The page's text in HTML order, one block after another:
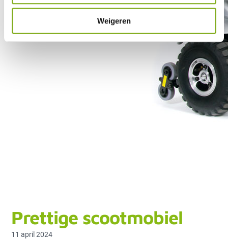
Weigeren
Prettige scootmobiel
11 april 2024